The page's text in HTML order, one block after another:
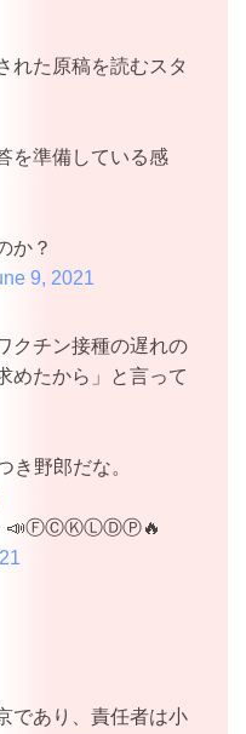
れた原稿を読むスタ
を準備している感
か？
9, 2021
クチン接種の遅れの
めたから」と言って
き野郎だな。
📣ⒻⒸⓀⓁⒹⓅ🔥
であり、責任者は小